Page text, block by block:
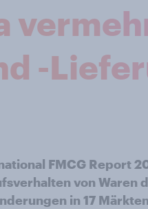
-
FMCG Report
von Waren
in 17